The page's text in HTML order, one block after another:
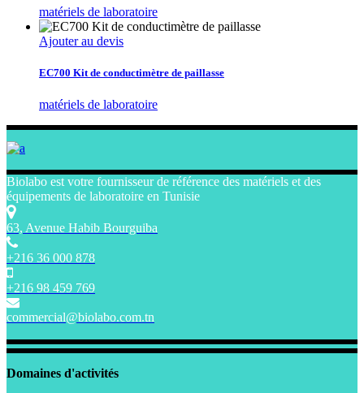
matériels de laboratoire
Ajouter au devis
EC700 Kit de conductimètre de paillasse
matériels de laboratoire
Biolabo est votre fournisseur de référence des matériels et des
équipements de laboratoire en Tunisie
63, Avenue Habib Bourguiba
+216 36 000 878
+216 98 459 769
commercial@biolabo.com.tn
Domaines d'activités